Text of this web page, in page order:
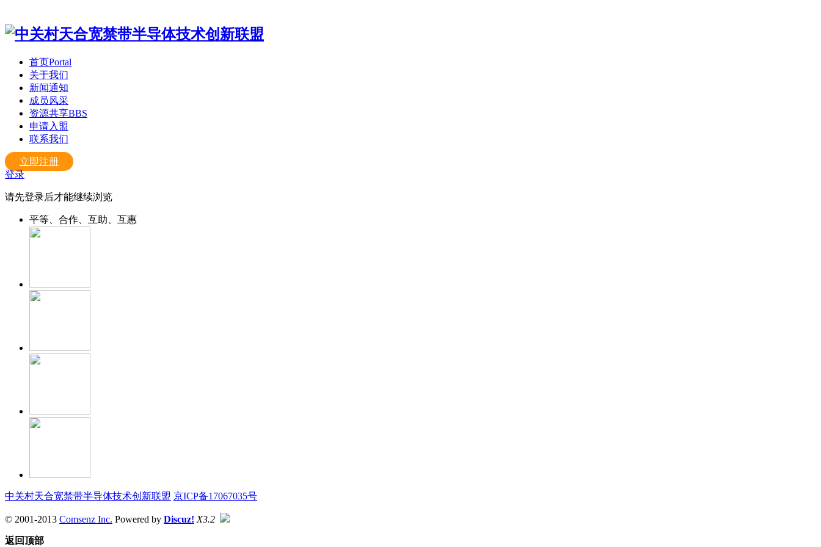
首页Portal
关于我们
新闻通知
成员风采
资源共享BBS
申请入盟
联系我们
立即注册
登录
请先登录后才能继续浏览
平等、合作、互助、互惠
中关村天合宽禁带半导体技术创新联盟 京ICP备17067035号
© 2001-2013 Comsenz Inc. Powered by Discuz! X3.2
返回顶部